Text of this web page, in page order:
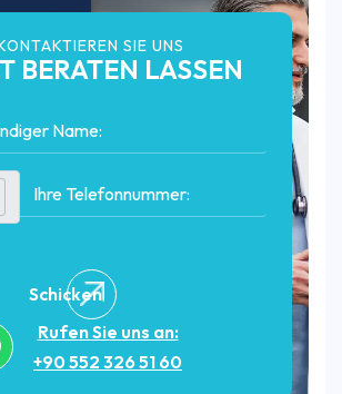
SIE UNS
BERATEN LASSEN
Schicken
Rufen Sie uns an:
+90 552 326 51 60